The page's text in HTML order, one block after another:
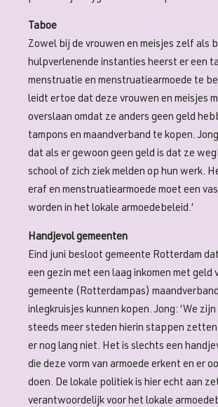
Taboe
Zowel bij de vrouwen en meisjes zelf als
hulpverlenende instanties heerst er een
menstruatie en menstruatiearmoede te
leidt ertoe dat deze vrouwen en meisjes
overslaan omdat ze anders geen geld
tampons en maandverband te kopen.
dat als er gewoon geen geld is dat ze
school of zich ziek melden op hun werk.
eraf en menstruatiearmoede moet een
worden in het lokale armoedebeleid.’
Handjevol gemeenten
Eind juni besloot gemeente Rotterdam
een gezin met een laag inkomen met geld
gemeente (Rotterdampas)
inlegkruisjes kunnen kopen. Jong: ‘We
steeds meer steden hierin stappen
er nog lang niet. Het is slechts een
die deze vorm van armoede erkent en er
doen. De lokale politiek is hier echt aan
verantwoordelijk voor het lokale